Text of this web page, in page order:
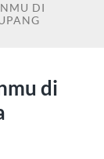
DI
di